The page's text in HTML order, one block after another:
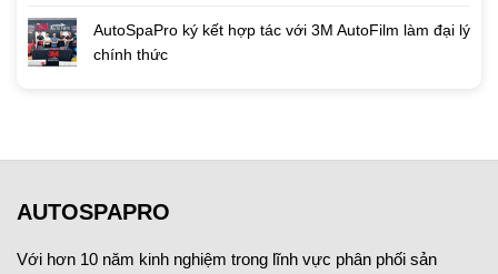
AutoSpaPro ký kết hợp tác với 3M AutoFilm làm đại lý
chính thức
AUTOSPAPRO
Với hơn 10 năm kinh nghiệm trong lĩnh vực phân phối sản